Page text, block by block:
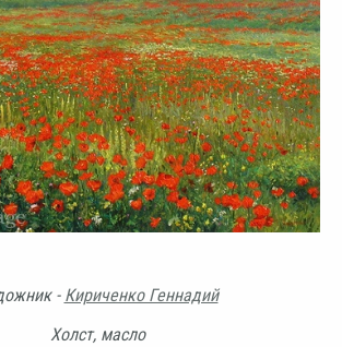
- Кириченко Геннадий
Холст, масло